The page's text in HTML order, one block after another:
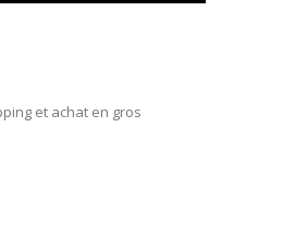
et achat en gros